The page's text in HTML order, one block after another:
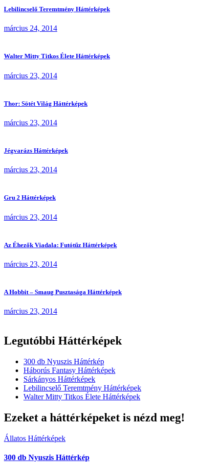
Lebilincselő Teremtmény Háttérképek
március 24, 2014
Walter Mitty Titkos Élete Háttérképek
március 23, 2014
Thor: Sötét Világ Háttérképek
március 23, 2014
Jégvarázs Háttérképek
március 23, 2014
Gru 2 Háttérképek
március 23, 2014
Az Éhezők Viadala: Futótűz Háttérképek
március 23, 2014
A Hobbit – Smaug Pusztasága Háttérképek
március 23, 2014
Legutóbbi Háttérképek
300 db Nyuszis Háttérkép
Háborús Fantasy Háttérképek
Sárkányos Háttérképek
Lebilincselő Teremtmény Háttérképek
Walter Mitty Titkos Élete Háttérképek
Ezeket a háttérképeket is nézd meg!
Állatos Háttérképek
300 db Nyuszis Háttérkép